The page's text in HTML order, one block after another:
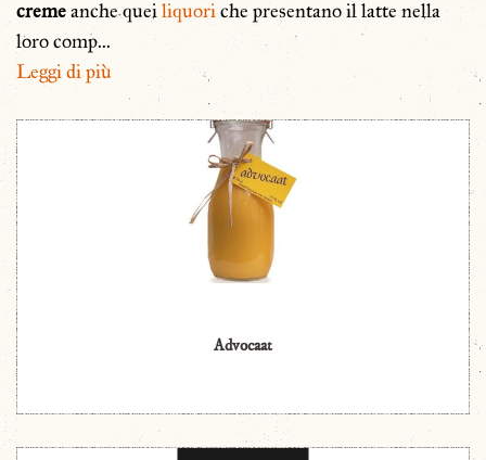
cremeanche queiliquoriche presentano il latte nella
loro comp...
Leggi di più
Advocaat